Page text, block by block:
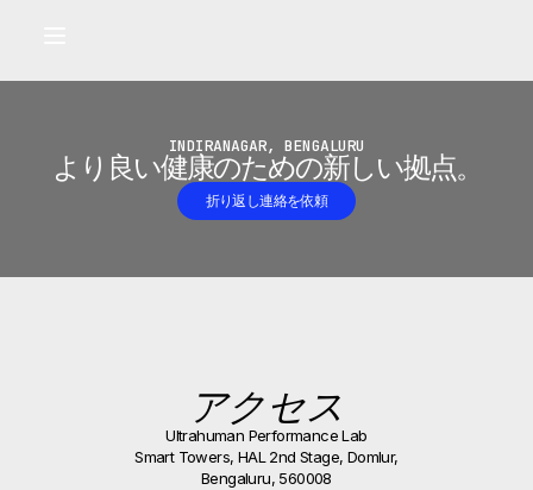
•
INDIRANAGAR, BENGALURU
より良い健康のための新しい拠点。
折り返し連絡を依頼
アクセス
Ultrahuman Performance Lab
Smart Towers, HAL 2nd Stage, Domlur,
Bengaluru, 560008